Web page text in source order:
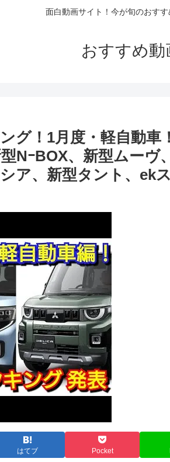
面白動画サイト！今が旬のおす
おすすめ動
グ！1月度・軽自動車
NｰBOX、新型ムーヴ
ア、新型タント、ek
はてブ Pocket